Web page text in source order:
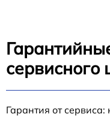
сервисного
Гарантия от